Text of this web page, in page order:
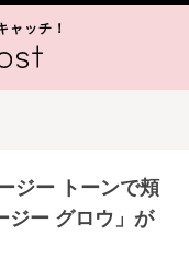
ャッチ！
ジー トーンで頬
ジー グロウ」が